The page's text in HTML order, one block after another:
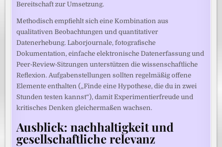
Bereitschaft zur Umsetzung.
Methodisch empfiehlt sich eine Kombination aus
qualitativen Beobachtungen und quantitativer
Datenerhebung. Laborjournale, fotografische
Dokumentation, einfache elektronische Datenerfassung und
Peer‑Review‑Sitzungen unterstützen die wissenschaftliche
Reflexion. Aufgabenstellungen sollten regelmäßig offene
Elemente enthalten („Finde eine Hypothese, die du in zwei
Stunden testen kannst“), damit Experimentierfreude und
kritisches Denken gleichermaßen wachsen.
Ausblick: nachhaltigkeit und
gesellschaftliche relevanz